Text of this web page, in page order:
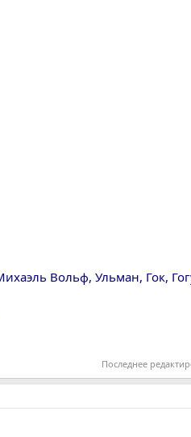
Вольф, Ульман, Гок,
Последнее